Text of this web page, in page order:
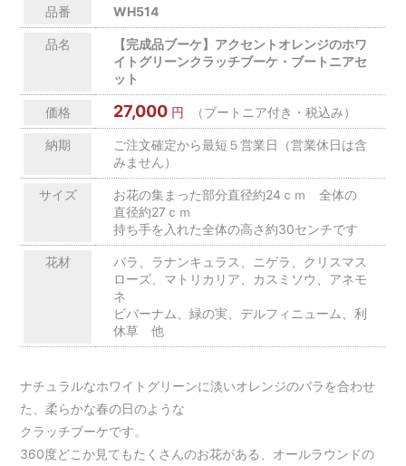
品番 WH514
品名
【完成品ブーケ】アクセントオレンジのホワ
イトグリーンクラッチブーケ・ブートニアセ
ット
価格 27,000 円 （ブートニア付き・税込み）
納期
ご注文確定から最短５営業日（営業休日は含
みません）
サイズ
お花の集まった部分直径約24ｃｍ 全体の
直径約27ｃｍ
持ち手を入れた全体の高さ約30センチです
花材
バラ、ラナンキュラス、ニゲラ、クリスマス
ローズ、マトリカリア、カスミソウ、アネモ
ネ
ビバーナム、緑の実、デルフィニューム、利
休草 他
ナチュラルなホワイトグリーンに淡いオレンジのバラを合わせ
た、柔らかな春の日のような
クラッチブーケです。
360度どこか見てもたくさんのお花がある、オールラウンドの